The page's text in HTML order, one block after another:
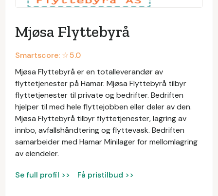
Mjøsa Flyttebyrå
Smartscore: ☆5.0
Mjøsa Flyttebyrå er en totalleverandør av
flyttetjenester på Hamar. Mjøsa Flyttebyrå tilbyr
flyttetjenester til private og bedrifter. Bedriften
hjelper til med hele flyttejobben eller deler av den.
Mjøsa Flyttebyrå tilbyr flyttetjenester, lagring av
innbo, avfallshåndtering og flyttevask. Bedriften
samarbeider med Hamar Minilager for mellomlagring
av eiendeler.
Se full profil >> Få pristilbud >>